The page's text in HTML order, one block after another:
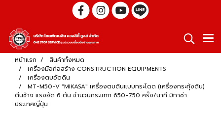
หน้าแรก
สินค้าทั้งหมด
เครื่องมือก่อสร้าง CONSTRUCTION EQUIPMENTS
เครื่องตบอัดดิน
MT-M50-V "MIKASA" เครื่องตบดินแบบกระโดด (เครื่องกระทุ้งดิน)
ตีนช้าง แรงอัด 6 ตัน จำนวนกระแทก 650-750 ครั้ง/นาที มิกาซ่า
ประเทศญี่ปุ่น